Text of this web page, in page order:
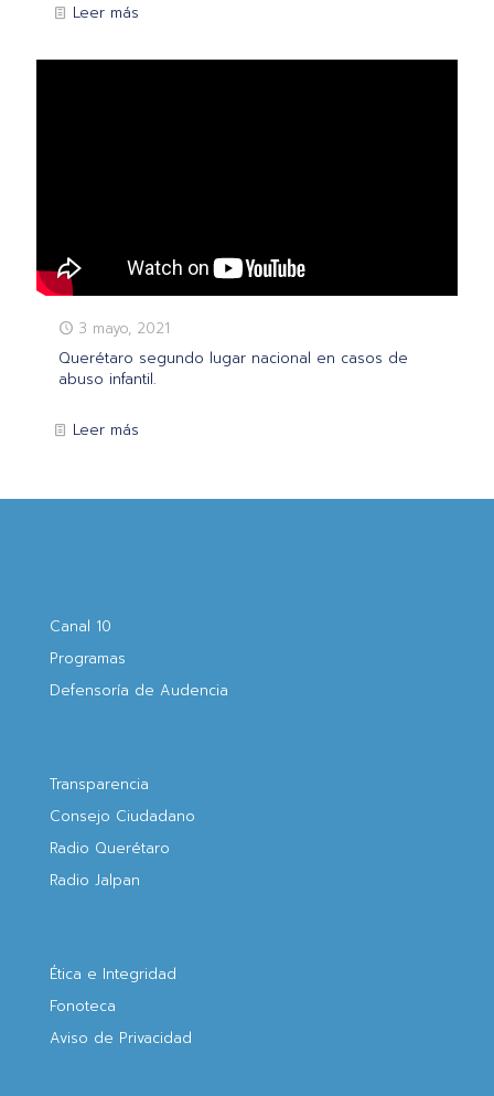
Leer más
3 mayo, 2021
Querétaro segundo lugar nacional en casos de
abuso infantil.
Leer más
Canal 10
Programas
Defensoría de Audencia
Transparencia
Consejo Ciudadano
Radio Querétaro
Radio Jalpan
Ética e Integridad
Fonoteca
Aviso de Privacidad